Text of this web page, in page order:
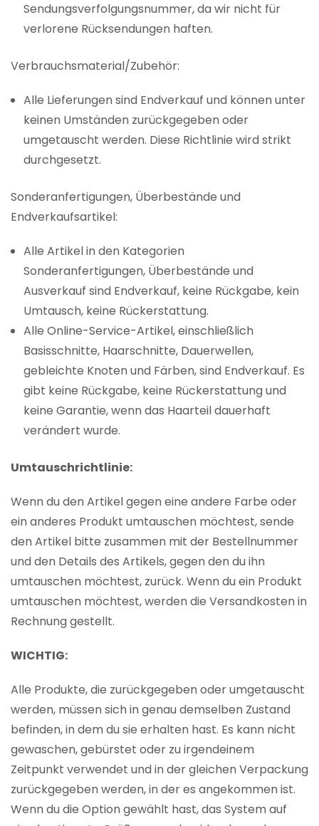
Sendungsverfolgungsnummer, da wir nicht für
verlorene Rücksendungen haften.
Verbrauchsmaterial/Zubehör:
Alle Lieferungen sind Endverkauf und können unter
keinen Umständen zurückgegeben oder
umgetauscht werden. Diese Richtlinie wird strikt
durchgesetzt.
Sonderanfertigungen, Überbestände und
Endverkaufsartikel:
Alle Artikel in den Kategorien
Sonderanfertigungen, Überbestände und
Ausverkauf sind Endverkauf, keine Rückgabe, kein
Umtausch, keine Rückerstattung.
Alle Online-Service-Artikel, einschließlich
Basisschnitte, Haarschnitte, Dauerwellen,
gebleichte Knoten und Färben, sind Endverkauf. Es
gibt keine Rückgabe, keine Rückerstattung und
keine Garantie, wenn das Haarteil dauerhaft
verändert wurde.
Umtauschrichtlinie:
Wenn du den Artikel gegen eine andere Farbe oder
ein anderes Produkt umtauschen möchtest, sende
den Artikel bitte zusammen mit der Bestellnummer
und den Details des Artikels, gegen den du ihn
umtauschen möchtest, zurück. Wenn du ein Produkt
umtauschen möchtest, werden die Versandkosten in
Rechnung gestellt.
WICHTIG:
Alle Produkte, die zurückgegeben oder umgetauscht
werden, müssen sich in genau demselben Zustand
befinden, in dem du sie erhalten hast. Es kann nicht
gewaschen, gebürstet oder zu irgendeinem
Zeitpunkt verwendet und in der gleichen Verpackung
zurückgegeben werden, in der es angekommen ist.
Wenn du die Option gewählt hast, das System auf